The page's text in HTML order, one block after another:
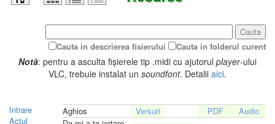
Cauta
Cauta in descrierea fisierului
Cauta in folderul curent
Notă: pentru a asculta fișierele tip .midi cu ajutorul player-ului
VLC, trebuie instalat un soundfont. Detalii aici.
Intrare
Actul
Aghios